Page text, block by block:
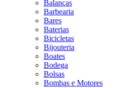
Balanças
Barbearia
Bares
Baterias
Bicicletas
Bijouteria
Boates
Bodega
Bolsas
Bombas e Motores